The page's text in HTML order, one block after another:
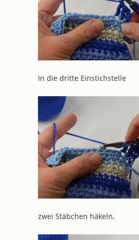
In die dritte Einstichstelle
zwei Stäbchen häkeln,